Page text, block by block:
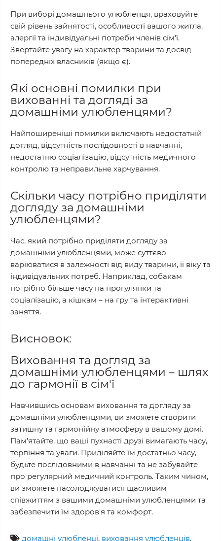
При виборі домашнього улюбленця, враховуйте
свій рівень зайнятості, особливості вашого житла,
алергії та індивідуальні потреби членів сім'ї.
Звертайте увагу на характер тварини та досвід
попередніх власників (якщо є).
Які основні помилки при
вихованні та догляді за
домашніми улюбленцями?
Найпоширеніші помилки включають недостатній
догляд, відсутність послідовності в навчанні,
недостатню соціалізацію, відсутність медичного
контролю та неправильне харчування.
Скільки часу потрібно приділяти
догляду за домашніми
улюбленцями?
Час, який потрібно приділяти догляду за
домашніми улюбленцями, може суттєво
варіюватися в залежності від виду тварини, її віку та
індивідуальних потреб. Наприклад, собакам
потрібно більше часу на прогулянки та
соціалізацію, а кішкам – на гру та інтерактивні
заняття.
Висновок:
Виховання та догляд за
домашніми улюбленцями – шлях
до гармонії в сім'ї
Навчившись основам виховання та догляду за
домашніми улюбленцями, ви зможете створити
затишну та гармонійну атмосферу в вашому домі.
Пам'ятайте, що ваші пухнасті друзі вимагають часу,
терпіння та уваги. Приділяйте їм достатньо часу,
будьте послідовними в навчанні та не забувайте
про регулярний медичний контроль. Таким чином,
ви зможете насолоджуватися щасливим
співжиттям з вашими домашніми улюбленцями та
забезпечити їм здоров'я та комфорт.
домашні улюбленці, виховання улюбленців,